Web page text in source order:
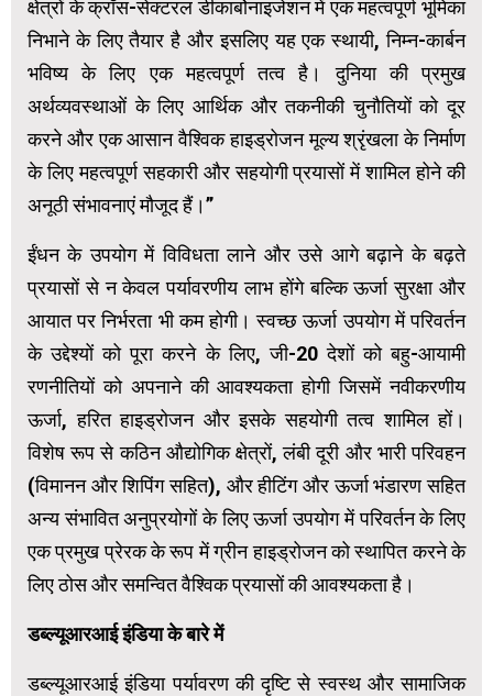
क्षेत्रों के क्रॉस-सेक्टरल डीकार्बोनाइजेशन में एक महत्वपूर्ण भूमिका
निभाने के लिए तैयार है और इसलिए यह एक स्थायी, निम्न-कार्बन
भविष्य के लिए एक महत्वपूर्ण तत्व है। दुनिया की प्रमुख
अर्थव्यवस्थाओं के लिए आर्थिक और तकनीकी चुनौतियों को दूर
करने और एक आसान वैश्विक हाइड्रोजन मूल्य श्रृंखला के निर्माण
के लिए महत्वपूर्ण सहकारी और सहयोगी प्रयासों में शामिल होने की
अनूठी संभावनाएं मौजूद हैं।”
ईंधन के उपयोग में विविधता लाने और उसे आगे बढ़ाने के बढ़ते
प्रयासों से न केवल पर्यावरणीय लाभ होंगे बल्कि ऊर्जा सुरक्षा और
आयात पर निर्भरता भी कम होगी। स्वच्छ ऊर्जा उपयोग में परिवर्तन
के उद्देश्यों को पूरा करने के लिए, जी-20 देशों को बहु-आयामी
रणनीतियों को अपनाने की आवश्यकता होगी जिसमें नवीकरणीय
ऊर्जा, हरित हाइड्रोजन और इसके सहयोगी तत्व शामिल हों।
विशेष रूप से कठिन औद्योगिक क्षेत्रों, लंबी दूरी और भारी परिवहन
(विमानन और शिपिंग सहित), और हीटिंग और ऊर्जा भंडारण सहित
अन्य संभावित अनुप्रयोगों के लिए ऊर्जा उपयोग में परिवर्तन के लिए
एक प्रमुख प्रेरक के रूप में ग्रीन हाइड्रोजन को स्थापित करने के
लिए ठोस और समन्वित वैश्विक प्रयासों की आवश्यकता है।
डब्ल्यूआरआई इंडिया के बारे में
डब्ल्यूआरआई इंडिया पर्यावरण की दृष्टि से स्वस्थ और सामाजिक